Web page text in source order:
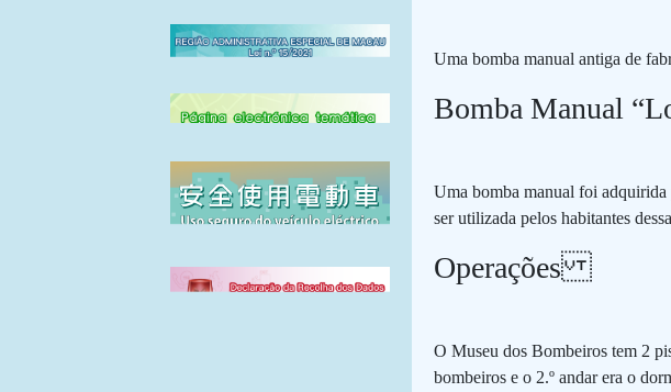
Uma bomba manual antiga de
Bomba Manual
Uma bomba manual foi adquirida
ser utilizada pelos habitantes
Operações
O Museu dos Bombeiros tem 2
bombeiros e o 2.º andar era o